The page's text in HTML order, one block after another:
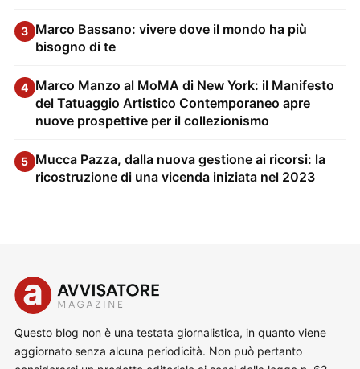
3 Marco Bassano: vivere dove il mondo ha più
bisogno di te
4 Marco Manzo al MoMA di New York: il Manifesto
del Tatuaggio Artistico Contemporaneo apre
nuove prospettive per il collezionismo
5 Mucca Pazza, dalla nuova gestione ai ricorsi: la
ricostruzione di una vicenda iniziata nel 2023
Questo blog non è una testata giornalistica, in quanto viene
aggiornato senza alcuna periodicità. Non può pertanto